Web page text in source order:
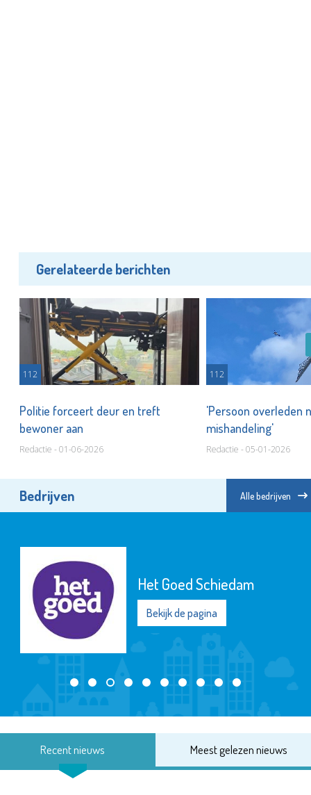
Gerelateerde berichten
112
Politie forceert deur en treft
bewoner aan
Redactie - 01-06-2026
112
'Persoon overleden
mishandeling'
Redactie - 05-01-2026
Bedrijven Alle bedrijven
Het Goed Schiedam
Bekijk de pagina
Recent nieuws Meest gelezen nieuws